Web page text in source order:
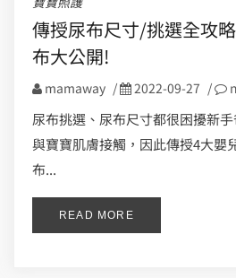
傳授尿布尺寸/挑選全攻
布大公開!
mamaway / 2022-09-27 /
尿布挑選、尿布尺寸都很困擾新
與寶寶肌膚接觸，因此傳授4大嬰
布...
READ MORE